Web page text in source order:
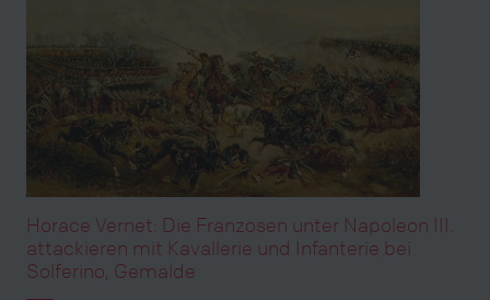
Horace Vernet: Die Franzosen unter Napoleon III.
attackieren mit Kavallerie und Infanterie bei
Solferino, Gemälde